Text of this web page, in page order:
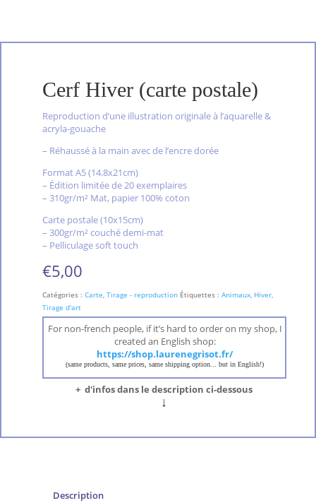
Cerf Hiver (carte postale)
Reproduction d’une illustration originale à l’aquarelle &
acryla-gouache
– Réhaussé à la main avec de l’encre dorée
Format A5 (14.8x21cm)
– Édition limitée de 20 exemplaires
– 310gr/m² Mat, papier 100% coton
Carte postale (10x15cm)
– 300gr/m² couché demi-mat
– Pelliculage soft touch
€5,00
Catégories :Carte,Tirage - reproduction Étiquettes :Animaux, Hiver,
Tirage d'art
For non-french people, if it’s hard to order on my shop, I
created an English shop:
https://shop.laurenegrisot.fr/
(same products, same prices, same shipping option... but in English!)
+ d'infos dans le description ci-dessous
↓
Description